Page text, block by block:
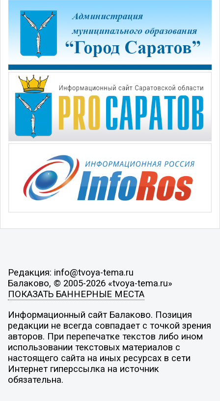
Редакция: info@tvoya-tema.ru
Балаково, © 2005-2026 «tvoya-tema.ru»
ПОКАЗАТЬ БАННЕРНЫЕ МЕСТА
Информационный сайт Балаково. Позиция
редакции не всегда совпадает с точкой зрения
авторов. При перепечатке текстов либо ином
использовании текстовых материалов с
настоящего сайта на иных ресурсах в сети
Интернет гиперссылка на источник
обязательна.